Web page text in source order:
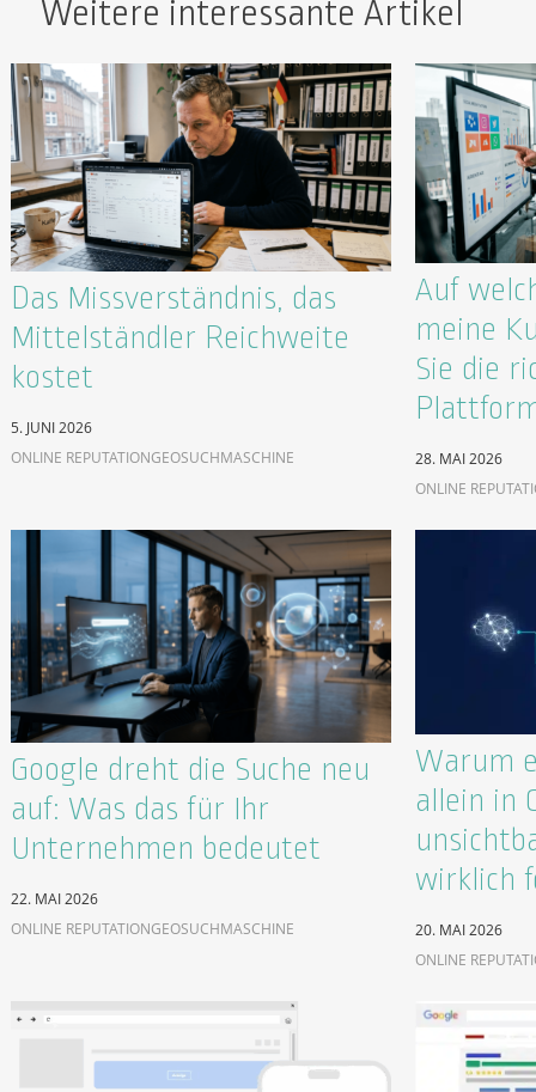
Weitere interessante Artikel
Das Missverständnis, das
Mittelständler Reichweite
kostet
5. JUNI 2026
ONLINE REPUTATIONGEOSUCHMASCHINE
Auf
meine
Sie die
28. MAI 2026
ONLINE
Google dreht die Suche neu
auf: Was das für Ihr
Unternehmen bedeutet
22. MAI 2026
ONLINE REPUTATIONGEOSUCHMASCHINE
Warum
allein in
wirklich
20. MAI 2026
ONLINE